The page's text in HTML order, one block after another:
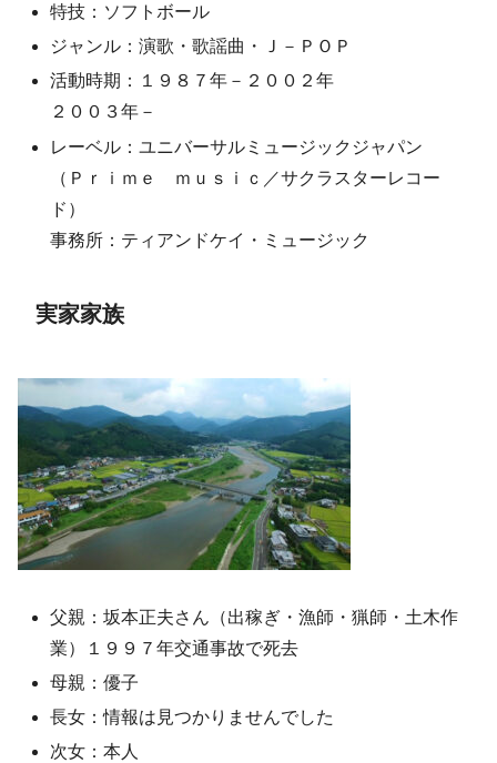
特技：ソフトボール
ジャンル：演歌・歌謡曲・Ｊ－ＰＯＰ
活動時期：１９８７年－２００２年
２００３年－
レーベル：ユニバーサルミュージックジャパン
（Ｐｒｉｍｅ ｍｕｓｉｃ／サクラスターレコー
ド）
事務所：ティアンドケイ・ミュージック
実家家族
父親：坂本正夫さん（出稼ぎ・漁師・猟師・土木作
業）１９９７年交通事故で死去
母親：優子
長女：情報は見つかりませんでした
次女：本人